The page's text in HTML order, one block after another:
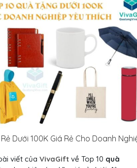
Dưới 100K Giá Rẻ Cho Doanh
viết của VivaGift về Top 10 quà